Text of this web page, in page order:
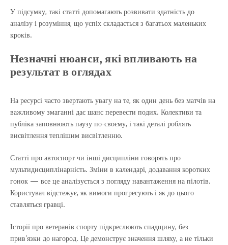
У підсумку, такі статті допомагають розвивати здатність до
аналізу і розуміння, що успіх складається з багатьох маленьких
кроків.
Незначні нюанси, які впливають на
результат в оглядах
На ресурсі часто звертають увагу на те, як один день без матчів на
важливому змаганні дає шанс перевести подих. Колективи та
публіка заповнюють паузу по-своєму, і такі деталі роблять
висвітлення теплішим висвітленню.
Статті про автоспорт чи інші дисципліни говорять про
мультидисциплінарність. Зміни в календарі, додавання коротких
гонок — все це аналізується з погляду навантаження на пілотів.
Користувач відстежує, як вимоги прогресують і як до цього
ставляться гравці.
Історії про ветеранів спорту підкреслюють спадщину, без
прив’язки до нагород. Це демонструє значення шляху, а не тільки